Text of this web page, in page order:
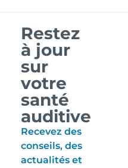
Restez
à jour
sur
votre
santé
auditive
Recevez des
conseils, des
actualités et